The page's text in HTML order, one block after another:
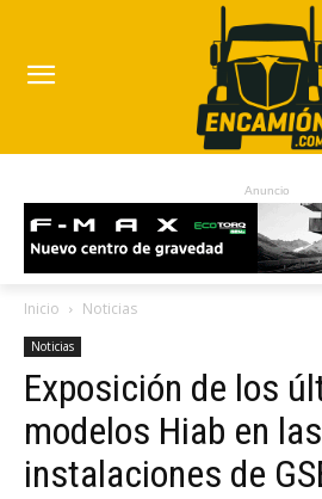
Anuncio
Inicio Noticias
Noticias
Exposición de los
modelos Hiab en las
instalaciones de